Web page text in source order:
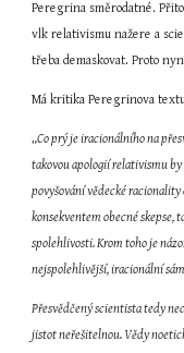
Peregrina směrodatné.
vlk relativismu nažere a
třeba demaskovat. Proto
Má kritika Peregrinova
„Co prý je iracionálního na
takovou apologií relativismu
povyšování vědecké
konsekventem obecné skepse,
spolehlivosti. Krom toho je
nejspolehlivější, iracionální
Přesvědčený scientista tedy
jistot neřešitelnou. Vědy